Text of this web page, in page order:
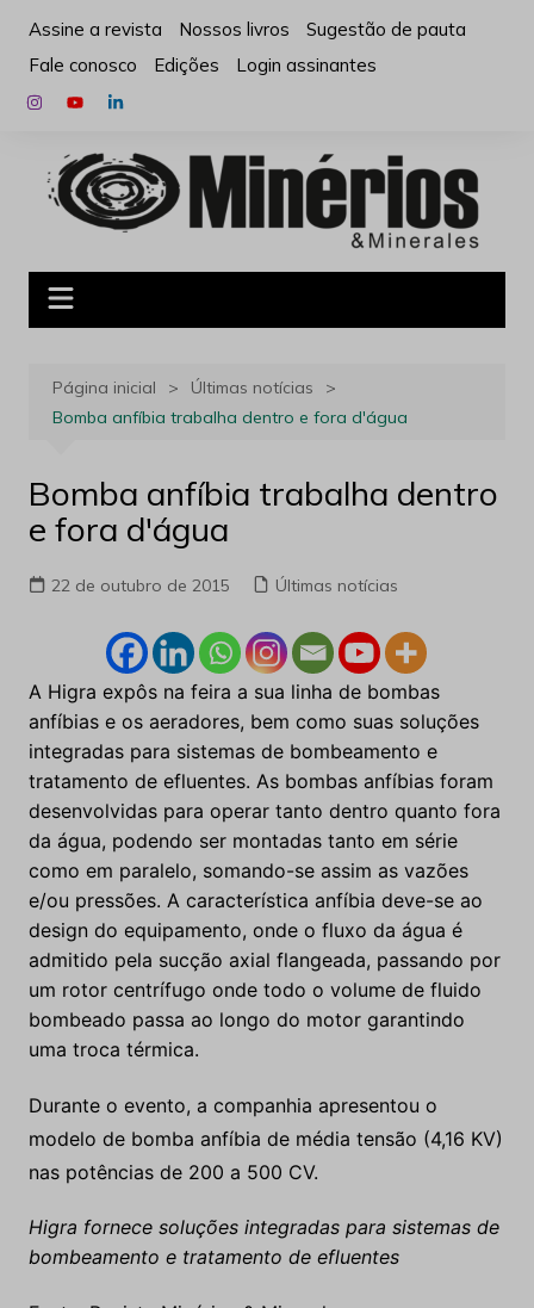
para
conteúdo
Assine a revista Nossos livros
Sugestão de pauta
Fale conosco
Edições Login assinantes
Página inicial
Últimas notícias
Bomba anfíbia trabalha dentro e fora d'água
Bomba anfíbia trabalha dentro
e fora d'água
22 de outubro de 2015 Últimas notícias
A Higra expôs na feira a sua linha de bombas
anfíbias e os aeradores, bem como suas soluções
integradas para sistemas de bombeamento e
tratamento de efluentes. As bombas anfíbias foram
desenvolvidas para operar tanto dentro quanto fora
da água, podendo ser montadas tanto em série
como em paralelo, somando-se assim as vazões
e/ou pressões. A característica anfíbia deve-se ao
design do equipamento, onde o fluxo da água é
admitido pela sucção axial flangeada, passando por
um rotor centrífugo onde todo o volume de fluido
bombeado passa ao longo do motor garantindo
uma troca térmica.
Durante o evento, a companhia apresentou o
modelo de bomba anfíbia de média tensão (4,16 KV)
nas potências de 200 a 500 CV.
Higra fornece soluções integradas para sistemas de
bombeamento e tratamento de efluentes